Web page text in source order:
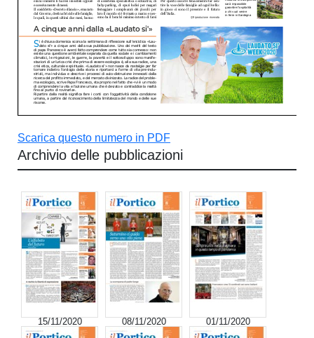
Scarica questo numero in PDF
Archivio delle pubblicazioni
15/11/2020 08/11/2020 01/11/2020